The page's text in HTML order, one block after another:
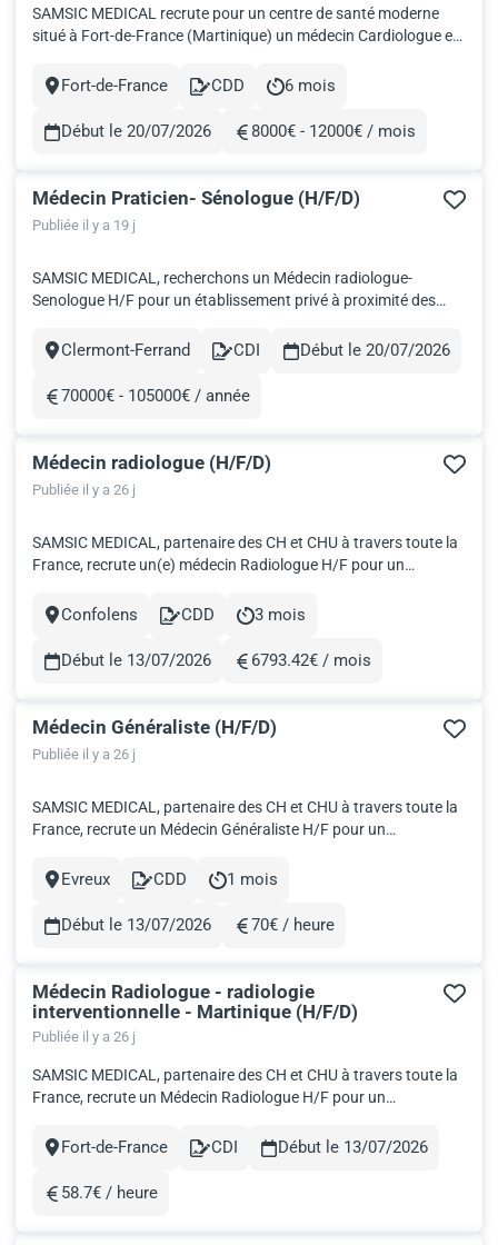
SAMSIC MEDICAL recrute pour un centre de santé moderne
situé à Fort-de-France (Martinique) un médecin Cardiologue en
passage, ce centre bénéficie d’une excellente visibilité et d’un
rapide...
Ville
Fort-de-France
Contract
CDD
Durée
6 mois
Début le 20/07/2026
Rémunération
8000€ - 12000€ / mois
Médecin Praticien- Sénologue (H/F/D)
Publiée il y a 19 j
SAMSIC MEDICAL, recherchons un Médecin radiologue-
Senologue H/F pour un établissement privé à proximité des
modernité et de technicité en matière de Radiologie et sénologie
tout...
Ville
Clermont-Ferrand
Contract
CDI Début le 20/07/2026
Rémunération
70000€ - 105000€ / année
Médecin radiologue (H/F/D)
Publiée il y a 26 j
SAMSIC MEDICAL, partenaire des CH et CHU à travers toute la
France, recrute un(e) médecin Radiologue H/F pour un
possible Service d'imagerie : scanner, mammographie,
journée de 9h30...
Ville
Confolens
Contract
CDD
Durée
3 mois
Début le 13/07/2026
Rémunération
6793.42€ / mois
Médecin Généraliste (H/F/D)
Publiée il y a 26 j
SAMSIC MEDICAL, partenaire des CH et CHU à travers toute la
France, recrute un Médecin Généraliste H/F pour un
fonction du statut du médecin et de son expérience Service de
Ville
Evreux
Contract
CDD
Durée
1 mois
Début le 13/07/2026
Rémunération
70€ / heure
Médecin Radiologue - radiologie
interventionnelle - Martinique (H/F/D)
Publiée il y a 26 j
SAMSIC MEDICAL, partenaire des CH et CHU à travers toute la
France, recrute un Médecin Radiologue H/F pour un
radiologie interventionnelle Date : Dés que possible
de 40% Prise en...
Ville
Fort-de-France
Contract
CDI Début le 13/07/2026
Rémunération
58.7€ / heure